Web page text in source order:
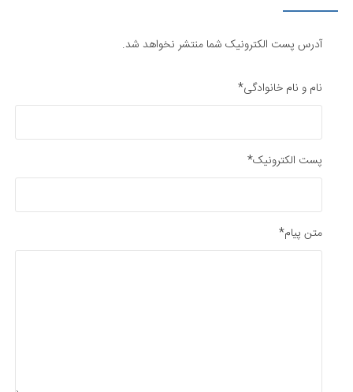
آدرس پست الکترونیک شما منتشر نخواهد شد.
نام و نام خانوادگی*
پست الکترونیک*
متن پیام*